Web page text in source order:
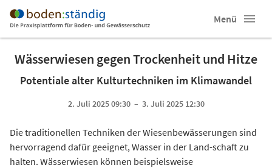
Menü
Wässerwiesen gegen Trockenheit und Hitze
Potentiale alter Kulturtechniken im Klimawandel
2. Juli 2025 09:30 – 3. Juli 2025 12:30
Die traditionellen Techniken der Wiesenbewässerungen sind
hervorragend dafür geeignet, Wasser in der Land-schaft zu
halten. Wässerwiesen können beispielsweise